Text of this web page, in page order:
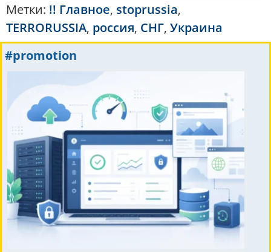
Метки: !! Главное, stoprussia,
TERRORUSSIA, россия, СНГ, Украина
#promotion